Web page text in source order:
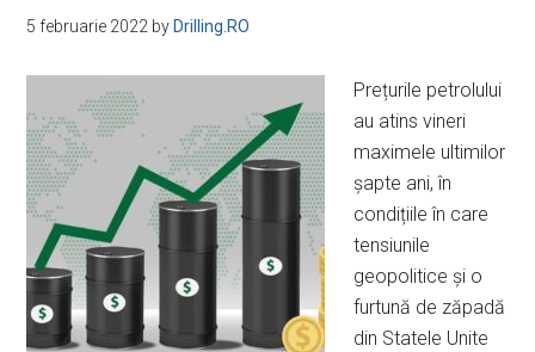
5 februarie 2022 by Drilling.RO
Prețurile petrolului
au atins vineri
maximele ultimilor
șapte ani, în
condițiile în care
tensiunile
geopolitice și o
furtună de zăpadă
din Statele Unite